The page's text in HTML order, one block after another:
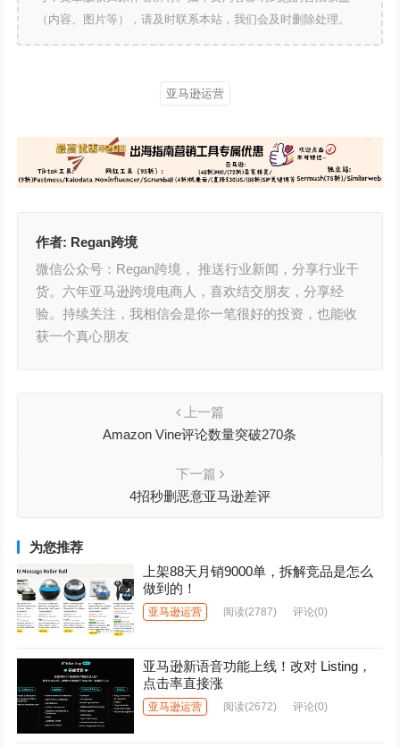
（内容、图片等），请及时联系本站，我们会及时删除处理。
亚马逊运营
作者: Regan跨境
微信公众号：Regan跨境， 推送行业新闻，分享行业干
货。六年亚马逊跨境电商人，喜欢结交朋友，分享经
验。持续关注，我相信会是你一笔很好的投资，也能收
获一个真心朋友
上一篇
Amazon Vine评论数量突破270条
下一篇
4招秒删恶意亚马逊差评
为您推荐
上架88天月销9000单，拆解竞品是怎么
做到的！
亚马逊运营 阅读(2787) 评论(0)
亚马逊新语音功能上线！改对 Listing，
点击率直接涨
亚马逊运营 阅读(2672) 评论(0)